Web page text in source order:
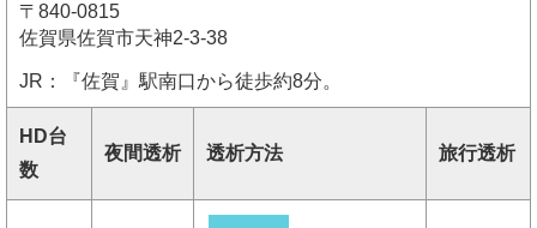
〒840-0815
佐賀県佐賀市天神2-3-38
JR：『佐賀』駅南口から徒歩約8分。
HD台
数
夜間透析 透析方法 旅行透析